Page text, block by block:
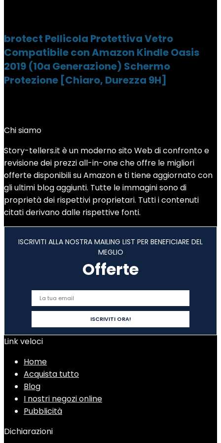
brotect Pellicola Protettiva Vetro
Compatibile con Amazon Kindle Oasis
2019 (10a Generazione) Schermo
Protezione [Chiaro, Durezza 9H]
Chi siamo
Story-tellers.it è un moderno sito Web di confronto e
revisione dei prezzi all-in-one che offre le migliori
offerte disponibili su Amazon e ti tiene aggiornato con
gli ultimi blog aggiunti. Tutte le immagini sono di
proprietà dei rispettivi proprietari. Tutti i contenuti
citati derivano dalle rispettive fonti.
ISCRIVITI ALLA NOSTRA MAILING LIST PER BENEFICIARE DEL
MEGLIO
Offerte
Link veloci
Home
Acquista tutto
Blog
I nostri negozi online
Pubblicità
Dichiarazioni